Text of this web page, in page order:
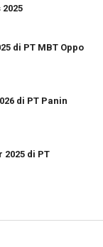
di PT MBT Oppo
di PT Panin
di PT